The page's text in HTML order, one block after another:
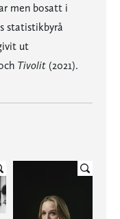
men bosatt i
statistikbyrå
ut
Tivolit (2021).